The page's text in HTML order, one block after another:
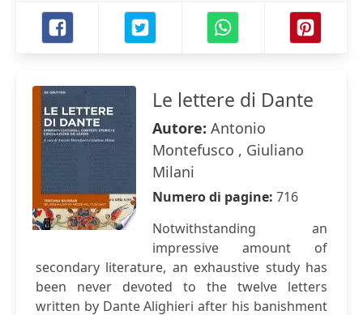
Le lettere di Dante
Autore: Antonio
Montefusco , Giuliano
Milani
Numero di pagine: 716
Notwithstanding an
impressive amount of
secondary literature, an exhaustive study has
been never devoted to the twelve letters
written by Dante Alighieri after his banishment